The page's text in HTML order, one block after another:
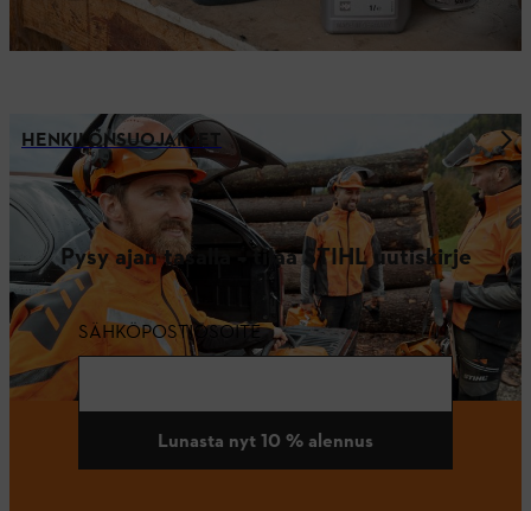
HENKILÖNSUOJAIMET
Pysy ajan tasalla – tilaa STIHL uutiskirje
SÄHKÖPOSTIOSOITE
Lunasta nyt 10 % alennus